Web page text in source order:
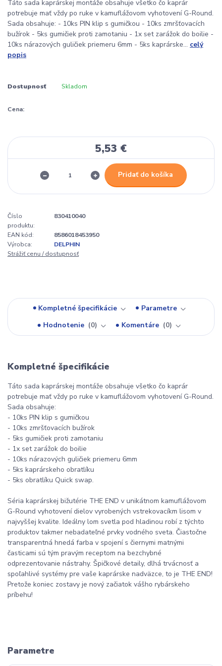
Táto sada kaprárskej montáže obsahuje všetko čo kaprár
potrebuje mať vždy po ruke v kamuflážovom vyhotovení G-Round.
Sada obsahuje: - 10ks PIN klip s gumičkou - 10ks zmršťovacích
bužírok - 5ks gumičiek proti zamotaniu - 1x set zarážok do boilie -
10ks nárazových guličiek priemeru 6mm - 5ks kaprárske... celý
popis
Dostupnosť Skladom
Cena:
5,53 €
Pridať do košíka
Číslo
produktu:
830410040
EAN kód:
8586018453950
Výrobca:
DELPHIN
Strážiť cenu / dostupnosť
Kompletné špecifikácie
Parametre
Hodnotenie
0 Komentáre 0
Kompletné špecifikácie
Táto sada kaprárskej montáže obsahuje všetko čo kaprár
potrebuje mať vždy po ruke v kamuflážovom vyhotovení G-Round.
Sada obsahuje:
- 10ks PIN klip s gumičkou
- 10ks zmršťovacích bužírok
- 5ks gumičiek proti zamotaniu
- 1x set zarážok do boilie
- 10ks nárazových guličiek priemeru 6mm
- 5ks kaprárskeho obratlíku
- 5ks obratlíku Quick swap.
Séria kaprárskej bižutérie THE END v unikátnom kamuflážovom
G-Round vyhotovení dielov vyrobených vstrekovacíkm lisom v
najvyššej kvalite. Ideálny lom svetla pod hladinou robí z týchto
produktov takmer nebadateľné prvky vodného sveta. Čiastočne
transparentná hnedá farba v spojení s čiernymi matnými
časticami sú tým pravým receptom na bezchybné
odprezentovanie nástrahy. Špičkové detaily, dlhá trvácnosť a
spoľahlivé systémy pre vaše kaprárske nadväzce, to je THE END!
Pretože koniec zostavy je nový začiatok vášho rybárskeho
príbehu!
Parametre